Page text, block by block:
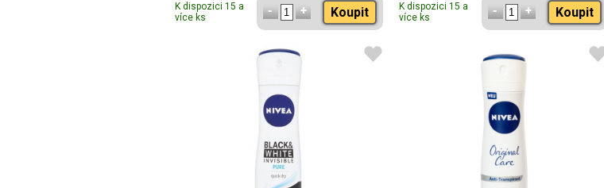
K dispozici 15 a
více ks
Koupit
K dispozici 15 a
více ks
Koupit